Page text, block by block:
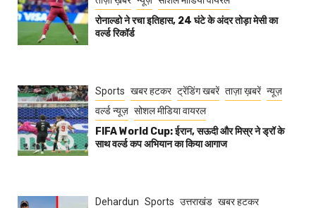
रोनाल्डो ने रचा इतिहास, 24 घंटे के अंदर तोड़ा मेसी का
वर्ल्ड रिकॉर्ड
Sports खबर हटकर ट्रेंडिंग खबरें ताज़ा ख़बरें न्यूज़
वर्ल्ड न्यूज़ सोशल मीडिया वायरल
FIFA World Cup: ईरान, सऊदी और मिस्र ने ड्रॉ के
साथ वर्ल्ड कप अभियान का किया आगाज
Dehardun Sports उत्तराखंड खबर हटकर